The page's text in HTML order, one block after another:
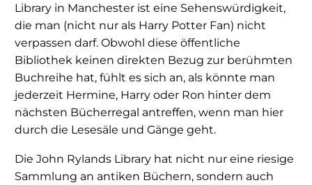
Library in Manchester ist eine Sehenswürdigkeit,
die man (nicht nur als Harry Potter Fan) nicht
verpassen darf. Obwohl diese öffentliche
Bibliothek keinen direkten Bezug zur berühmten
Buchreihe hat, fühlt es sich an, als könnte man
jederzeit Hermine, Harry oder Ron hinter dem
nächsten Bücherregal antreffen, wenn man hier
durch die Lesesäle und Gänge geht.
Die John Rylands Library hat nicht nur eine riesige
Sammlung an antiken Büchern, sondern auch